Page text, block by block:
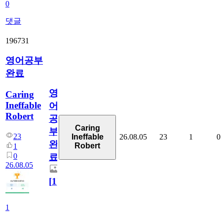
0
댓글
196731
영어공부
완료
Caring
Ineffable
Robert
23
1
0
26.08.05
1
영
어
공
부
완
료
[1]
Caring
Ineffable
Robert
26.08.05 23 1 0